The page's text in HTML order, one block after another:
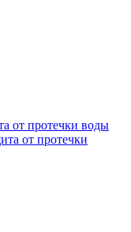
от протечки воды
от протечки